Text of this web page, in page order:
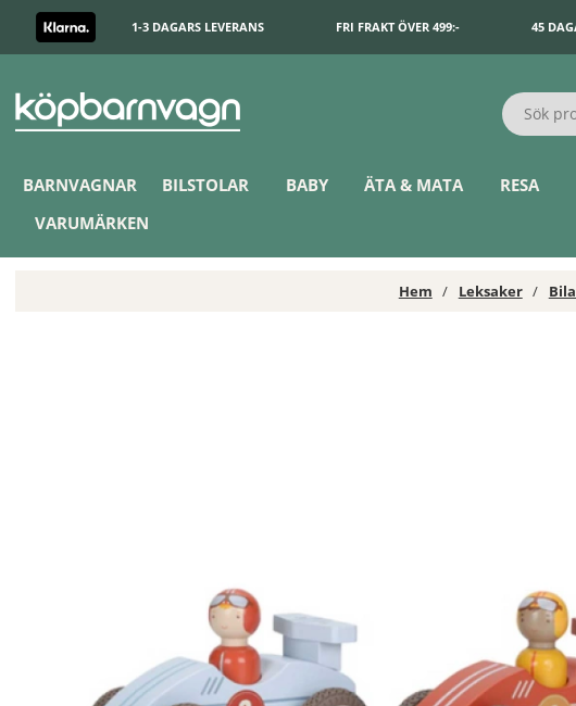
1-3 DAGARS LEVERANS FRI FRAKT ÖVER 499:- 45
BARNVAGNAR BILSTOLAR BABY ÄTA & MATA RESA
VARUMÄRKEN
Hem Leksaker